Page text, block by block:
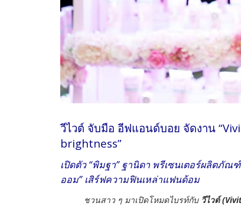
วีไวต์ จับมือ อีฟแอนด์บอย จัดงาน
brightness”
เปิดตัว “พิมฐา” ฐานิดา พรีเซนเตอร์ผลิตภั
ออม” เสิร์ฟความฟินเหล่าแฟนด้อม
ชวนสาว ๆ มาเปิดโหมดไบรท์กับ วีไวต์ (